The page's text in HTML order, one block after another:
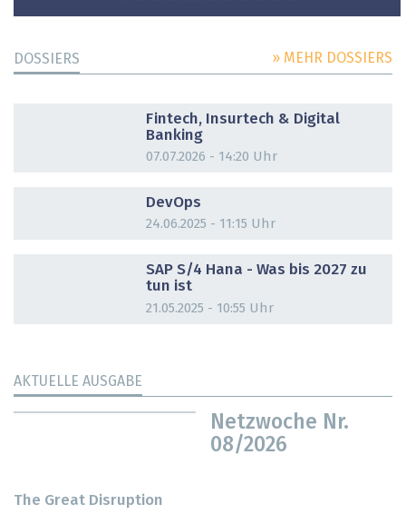
DOSSIERS » MEHR DOSSIERS
Fintech, Insurtech & Digital
Banking
07.07.2026 - 14:20 Uhr
DevOps
24.06.2025 - 11:15 Uhr
SAP S/4 Hana - Was bis 2027 zu
tun ist
21.05.2025 - 10:55 Uhr
AKTUELLE AUSGABE
Netzwoche Nr.
08/2026
The Great Disruption